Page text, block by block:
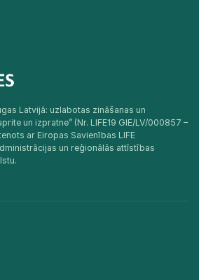
Latvijā: uzlabotas zināšanas un
un izpratne” (Nr. LIFE19 GIE/LV/000857 –
ar Eiropas Savienības LIFE
un reģionālās attīstības